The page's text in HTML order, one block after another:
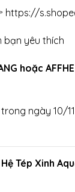
https://
bạn yêu thích
hoặc AFFHE
ngày 10/
Tép Xinh